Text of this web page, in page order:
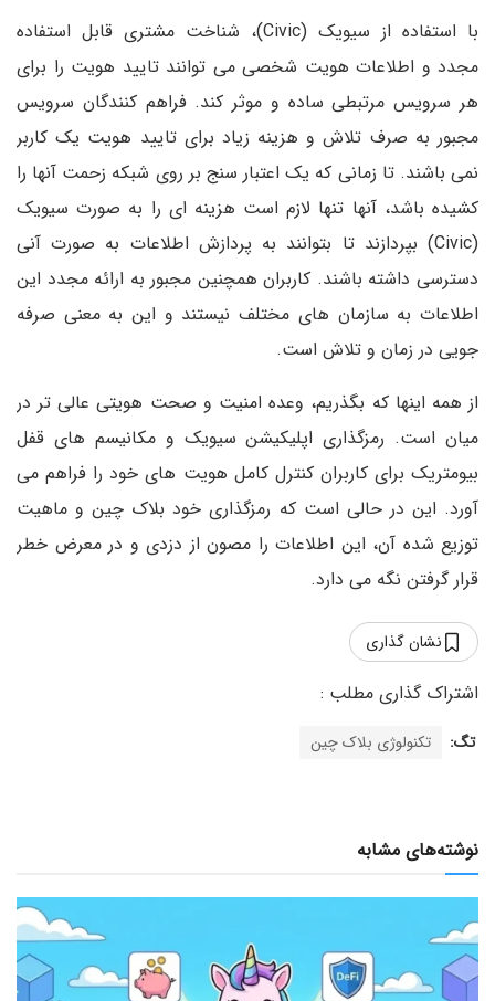
با استفاده از سیویک (Civic)، شناخت مشتری قابل استفاده
مجدد و اطلاعات هویت شخصی می توانند تایید هویت را برای
هر سرویس مرتبطی ساده و موثر کند. فراهم کنندگان سرویس
مجبور به صرف تلاش و هزینه زیاد برای تایید هویت یک کاربر
نمی باشند. تا زمانی که یک اعتبار سنج بر روی شبکه زحمت آنها را
کشیده باشد، آنها تنها لازم است هزینه ای را به صورت سیویک
(Civic) بپردازند تا بتوانند به پردازش اطلاعات به صورت آنی
دسترسی داشته باشند. کاربران همچنین مجبور به ارائه مجدد این
اطلاعات به سازمان های مختلف نیستند و این به معنی صرفه
جویی در زمان و تلاش است.
از همه اینها که بگذریم، وعده امنیت و صحت هویتی عالی تر در
میان است. رمزگذاری اپلیکیشن سیویک و مکانیسم های قفل
بیومتریک برای کاربران کنترل کامل هویت های خود را فراهم می
آورد. این در حالی است که رمزگذاری خود بلاک چین و ماهیت
توزیع شده آن، این اطلاعات را مصون از دزدی و در معرض خطر
قرار گرفتن نگه می دارد.
نشان گذاری
تگ: تکنولوژی بلاک چین
نوشته‌های مشابه